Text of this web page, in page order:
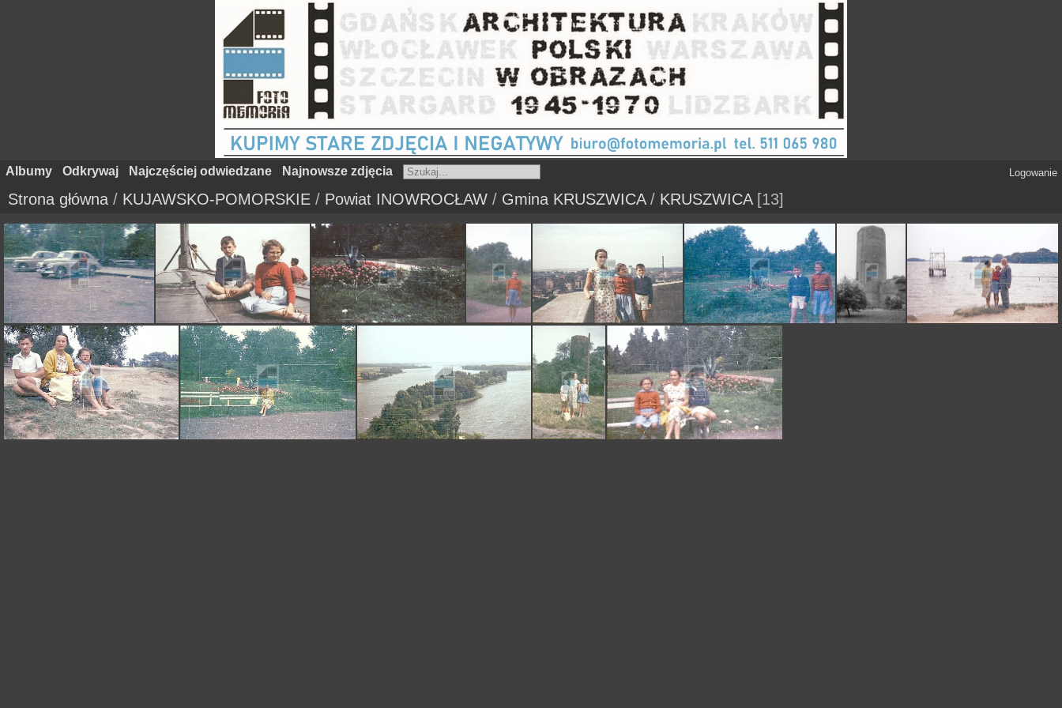
Albumy Odkrywaj Najczęściej odwiedzane Najnowsze zdjęcia Logowanie
Strona główna / KUJAWSKO-POMORSKIE / Powiat INOWROCŁAW / Gmina KRUSZWICA/ KRUSZWICA 13
CB 0719 KRUSZWICA CB 0712 KRUSZWICA CB 0718 KRUSZWICA CB 0721 KRUSZWICA CB 0714 KRUSZWICA CB 0722 KRUSZWICA